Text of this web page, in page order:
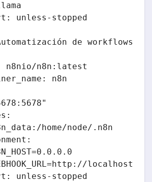
unless-stopped
de workflows
n8nio/n8n:latest
n8n
home/node/.n8n
unless-stopped